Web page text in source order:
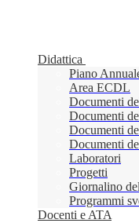
Didattica
Piano
Area ECDL
Documenti
Documenti
Documenti
Documenti
Laboratori
Progetti
Giornalino
Programmi
Docenti e ATA